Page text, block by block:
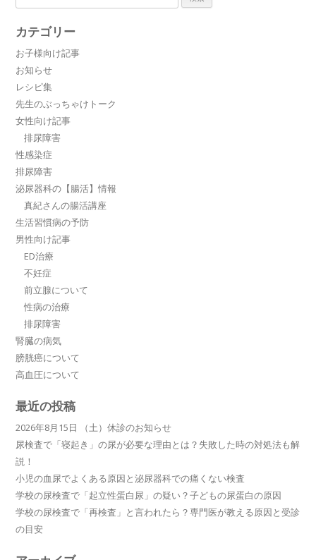
索:
カテゴリー
お子様向け記事
お知らせ
レシピ集
先生のぶっちゃけトーク
女性向け記事
排尿障害
性感染症
排尿障害
泌尿器科の【腸活】情報
真紀さんの腸活講座
生活習慣病の予防
男性向け記事
ED治療
不妊症
前立腺について
性病の治療
排尿障害
腎臓の病気
膀胱癌について
高血圧について
最近の投稿
2026年8月15日 （土）休診のお知らせ
尿検査で「寝起き」の尿が必要な理由とは？失敗した時の対処法も解
説！
小児の血尿でよくある原因と泌尿器科での痛くない検査
学校の尿検査で「起立性蛋白尿」の疑い？子どもの尿蛋白の原因
学校の尿検査で「再検査」と言われたら？専門医が教える原因と受診
の目安